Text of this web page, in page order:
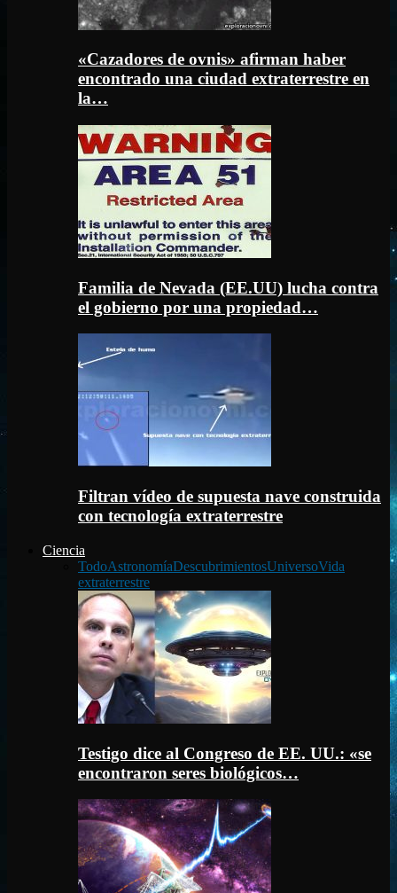
«Cazadores de ovnis» afirman haber
encontrado una ciudad extraterrestre en
la…
Familia de Nevada (EE.UU) lucha contra
el gobierno por una propiedad…
Filtran vídeo de supuesta nave construida
con tecnología extraterrestre
Ciencia
TodoAstronomíaDescubrimientosUniversoVida
extraterrestre
Testigo dice al Congreso de EE. UU.: «se
encontraron seres biológicos…